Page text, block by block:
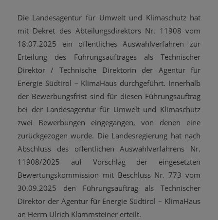
Die Landesagentur für Umwelt und Klimaschutz hat
mit Dekret des Abteilungsdirektors Nr. 11908 vom
18.07.2025 ein öffentliches Auswahlverfahren zur
Erteilung des Führungsauftrages als Technischer
Direktor / Technische Direktorin der Agentur für
Energie Südtirol – KlimaHaus durchgeführt. Innerhalb
der Bewerbungsfrist sind für diesen Führungsauftrag
bei der Landesagentur für Umwelt und Klimaschutz
zwei Bewerbungen eingegangen, von denen eine
zurückgezogen wurde. Die Landesregierung hat nach
Abschluss des öffentlichen Auswahlverfahrens Nr.
11908/2025 auf Vorschlag der eingesetzten
Bewertungskommission mit Beschluss Nr. 773 vom
30.09.2025 den Führungsauftrag als Technischer
Direktor der Agentur für Energie Südtirol – KlimaHaus
an Herrn Ulrich Klammsteiner erteilt.